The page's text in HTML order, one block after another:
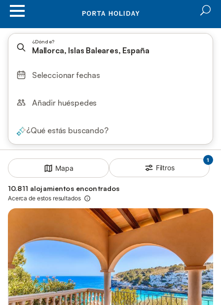
¿Dónde?
Mallorca, Islas Baleares, España
Seleccionar fechas
Añadir huéspedes
¿Qué estás buscando?
Mapa
1
Filtros
10.811 alojamientos encontrados
Acerca de estos resultados